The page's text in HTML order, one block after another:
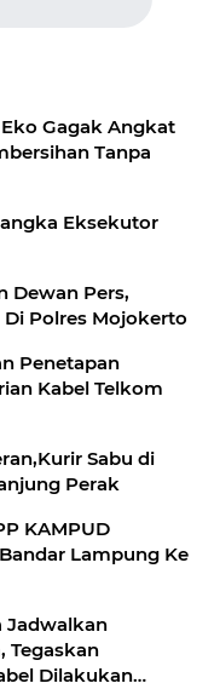
Gagak Angkat
Tanpa
Eksekutor
Dewan Pers,
Di Polres Mojokerto
Penetapan
Kabel Telkom
Sabu di
Perak
KAMPUD
Lampung Ke
Jadwalkan
Tegaskan
Dilakukan